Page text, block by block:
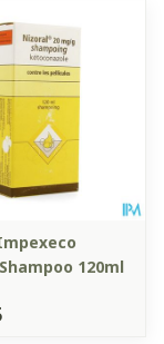
120ml